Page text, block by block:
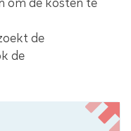
om de kosten te
de
de